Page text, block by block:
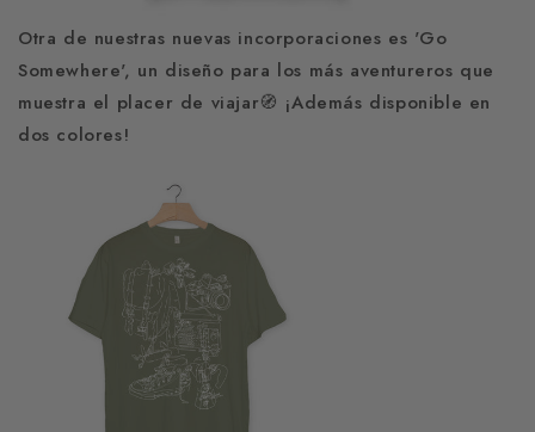
Otra de nuestras nuevas incorporaciones es 'Go
Somewhere', un diseño para los más aventureros que
muestra el placer de viajar🧭 ¡Además disponible en
dos colores!